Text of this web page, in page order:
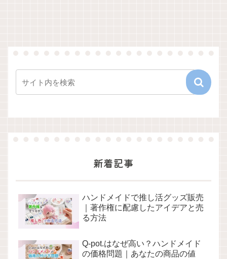
新着記事
ハンドメイドで推し活グッズ販売
｜著作権に配慮したアイデアと売
る方法
Q-pot.はなぜ高い？ハンドメイド
の価格問題｜あなたの商品の値